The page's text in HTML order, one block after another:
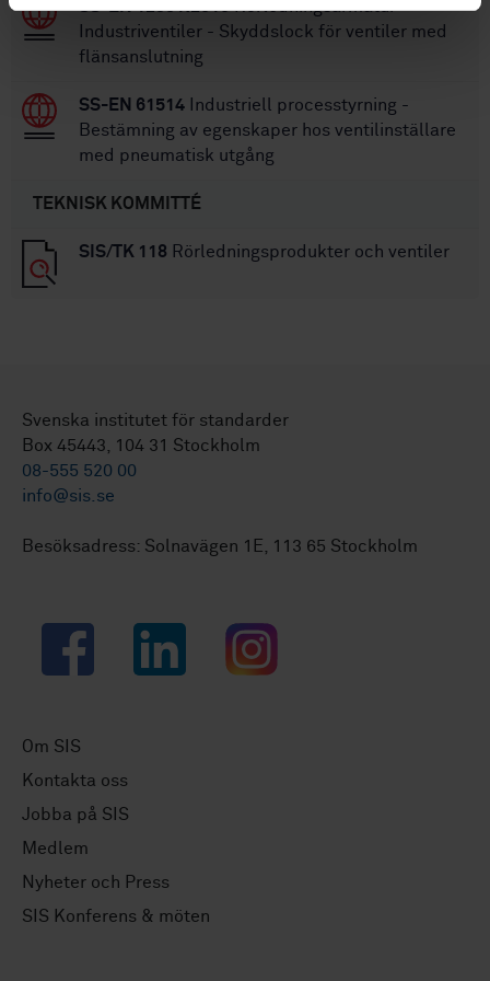
SS-EN 12351:2010Rörledningsarmatur -
Industriventiler - Skyddslock för ventiler med
flänsanslutning
SS-EN 61514 Industriell processtyrning -
Bestämning av egenskaper hos ventilinställare
med pneumatisk utgång
TEKNISK KOMMITTÉ
SIS/TK 118 Rörledningsprodukter och ventiler
Svenska institutet för standarder
Box 45443, 104 31 Stockholm
08-555 520 00
info@sis.se
Besöksadress: Solnavägen 1E, 113 65 Stockholm
Facebook LinkedIn Instagram
Om SIS
Kontakta oss
Jobba på SIS
Medlem
Nyheter och Press
SIS Konferens & möten